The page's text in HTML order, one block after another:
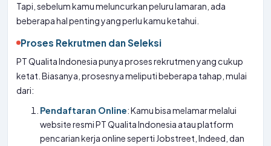
Tapi, sebelum kamu meluncurkan peluru lamaran, ada
beberapa hal penting yang perlu kamu ketahui.
Proses Rekrutmen dan Seleksi
PT Qualita Indonesia punya proses rekrutmen yang cukup
ketat. Biasanya, prosesnya meliputi beberapa tahap, mulai
dari:
Pendaftaran Online: Kamu bisa melamar melalui
website resmi PT Qualita Indonesia atau platform
pencarian kerja online seperti Jobstreet, Indeed, dan